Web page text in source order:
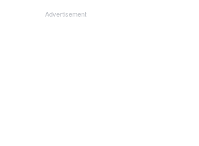
Advertisement